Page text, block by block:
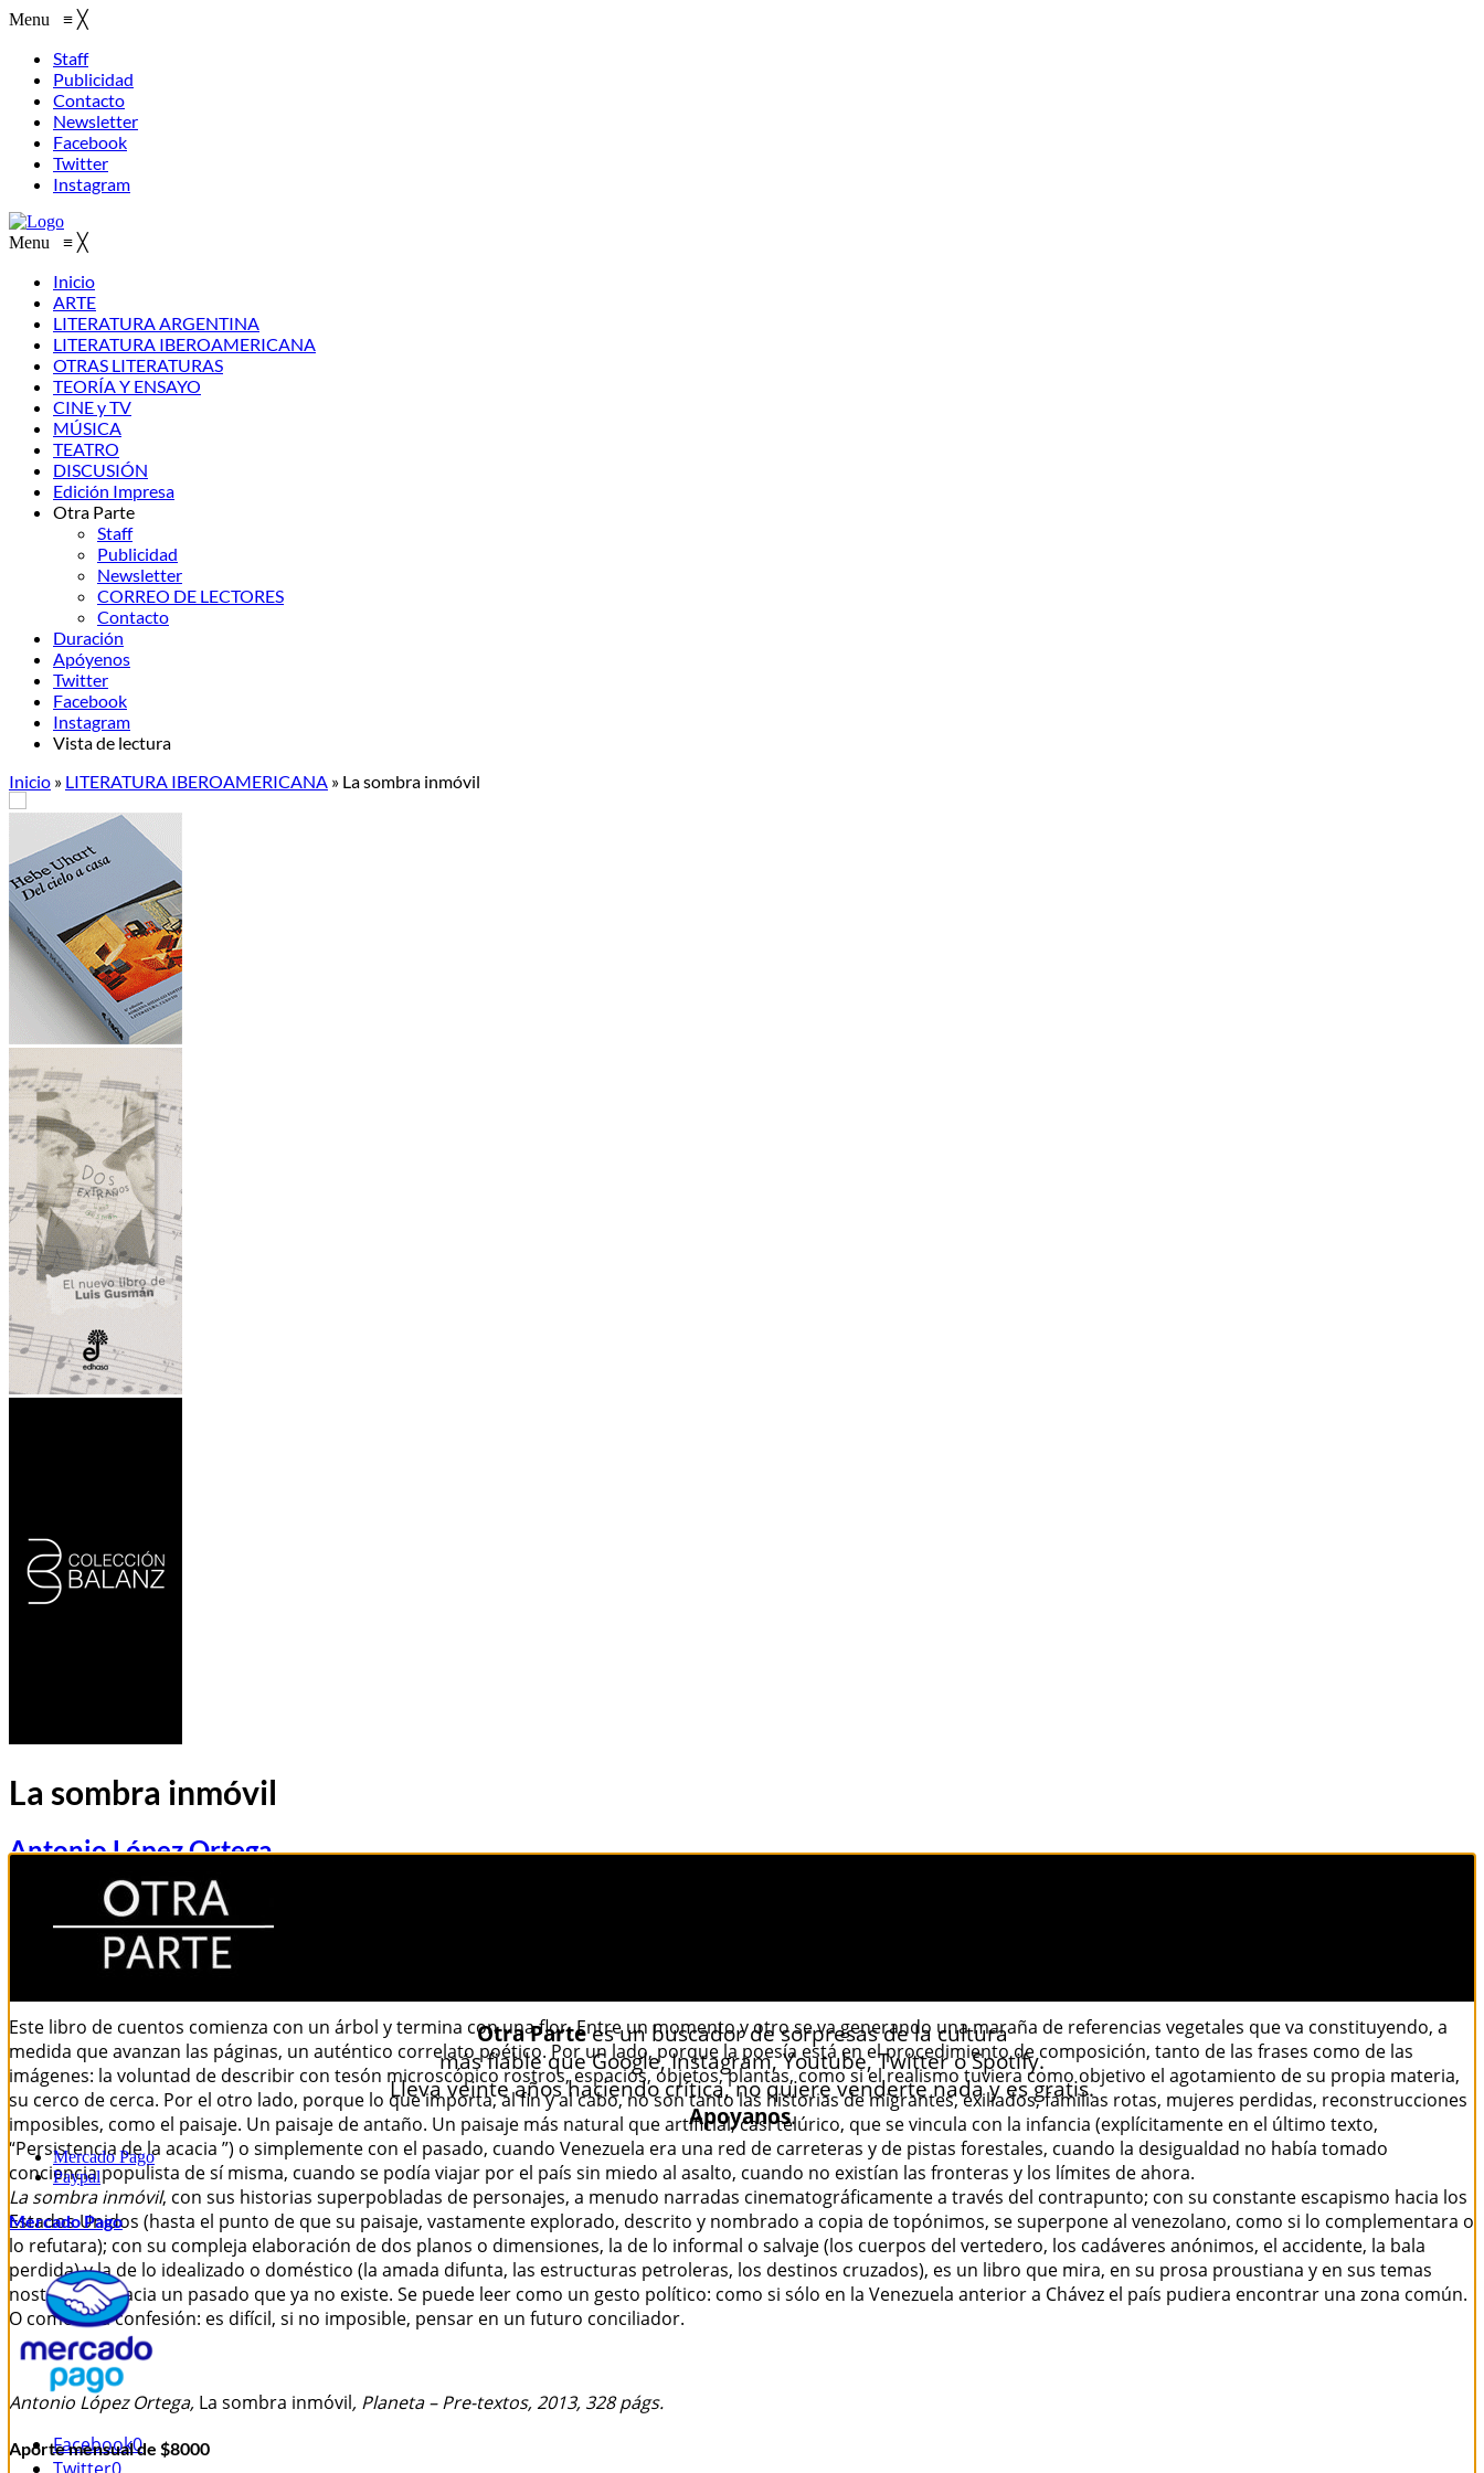
Menu ≡ ╳
Staff
Publicidad
Contacto
Newsletter
Facebook
Twitter
Instagram
Menu ≡ ╳
Inicio
ARTE
LITERATURA ARGENTINA
LITERATURA IBEROAMERICANA
OTRAS LITERATURAS
TEORÍA Y ENSAYO
CINE y TV
MÚSICA
TEATRO
DISCUSIÓN
Edición Impresa
Otra Parte
Staff
Publicidad
Newsletter
CORREO DE LECTORES
Contacto
Duración
Apóyenos
Twitter
Facebook
Instagram
Vista de lectura
Inicio » LITERATURA IBEROAMERICANA » La sombra inmóvil
La sombra inmóvil
Antonio López Ortega
LITERATURA IBEROAMERICANA
Jorge Carrión
Este libro de cuentos comienza con un árbol y termina con una flor. Entre un momento y otro se va generando una maraña de referencias vegetales que va constituyendo, a
medida que avanzan las páginas, un auténtico correlato poético. Por un lado, porque la poesía está en el procedimiento de composición, tanto de las frases como de las
imágenes: la voluntad de describir con tesón microscópico rostros, espacios, objetos, plantas, como si el realismo tuviera como objetivo el agotamiento de su propia materia,
su cerco de cerca. Por el otro lado, porque lo que importa, al fin y al cabo, no son tanto las historias de migrantes, exiliados, familias rotas, mujeres perdidas, reconstrucciones
imposibles, como el paisaje. Un paisaje de antaño. Un paisaje más natural que artificial, casi telúrico, que se vincula con la infancia (explícitamente en el último texto,
“Persistencia de la acacia ”) o simplemente con el pasado, cuando Venezuela era una red de carreteras y de pistas forestales, cuando la desigualdad no había tomado
conciencia populista de sí misma, cuando se podía viajar por el país sin miedo al asalto, cuando no existían las fronteras y los límites de ahora.
La sombra inmóvil, con sus historias superpobladas de personajes, a menudo narradas cinematográficamente a través del contrapunto; con su constante escapismo hacia los
Estados Unidos (hasta el punto de que su paisaje, vastamente explorado, descrito y nombrado a copia de topónimos, se superpone al venezolano, como si lo complementara o
lo refutara); con su compleja elaboración de dos planos o dimensiones, la de lo informal o salvaje (los cuerpos del vertedero, los cadáveres anónimos, el accidente, la bala
perdida) y la de lo idealizado o doméstico (la amada difunta, las estructuras petroleras, los destinos cruzados), es un libro que mira, en su prosa proustiana y en sus temas
nostálgicos, hacia un pasado que ya no existe. Se puede leer como un gesto político: como si sólo en la Venezuela anterior a Chávez el país pudiera encontrar una zona común.
O como una confesión: es difícil, si no imposible, pensar en un futuro conciliador.
Antonio López Ortega, La sombra inmóvil, Planeta – Pre-textos, 2013, 328 págs.
Facebook0
Twitter0
Otra Partees un buscador de sorpresas de la cultura
más fiable que Google, Instagram, Youtube, Twitter o Spotify.
Lleva veinte años haciendo crítica, no quiere venderte nada y es gratis.
Apoyanos.
Mercado Pago
Paypal
Mercado Pago
Aporte mensual de $8000